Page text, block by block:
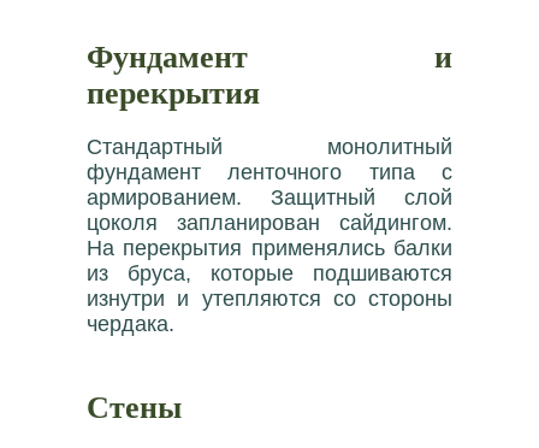
Фундамент и
перекрытия
Стандартный монолитный
фундамент ленточного типа с
армированием. Защитный слой
цоколя запланирован сайдингом.
На перекрытия применялись балки
из бруса, которые подшиваются
изнутри и утепляются со стороны
чердака.
Стены